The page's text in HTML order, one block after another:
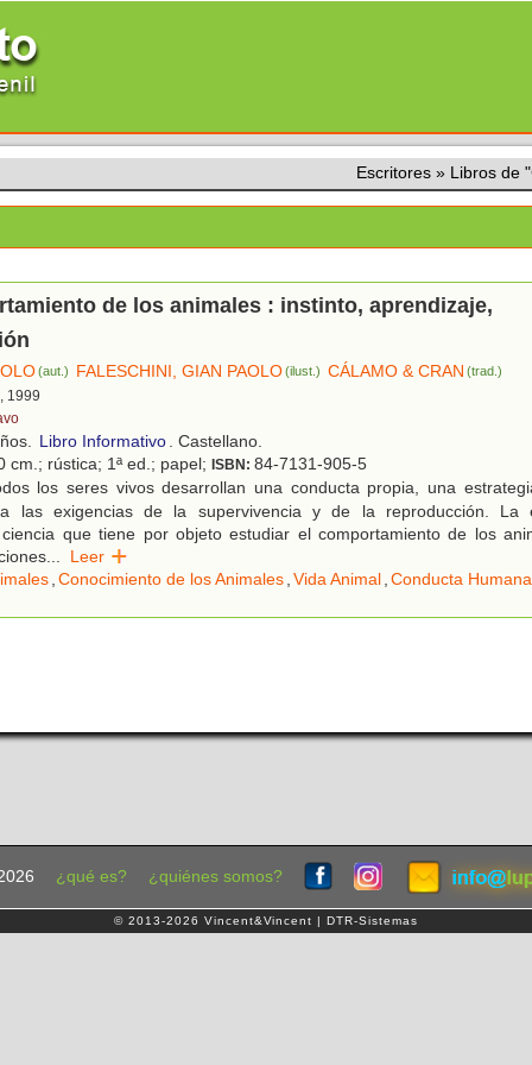
Escritores » Libros de
de los animales : instinto, aprendizaje,
(aut.) FALESCHINI, GIAN PAOLO(ilust.) CÁLAMO & CRAN (trad.)
1999
Libro Informativo. Castellano.
cm.; rústica; 1ª ed.; papel; ISBN: 84-7131-905-5
los seres vivos desarrollan una conducta propia, una
a las exigencias de la supervivencia y de la reproducción. La
que tiene por objeto estudiar el comportamiento de los
...
Leer
,Conocimiento de los Animales,Vida Animal,Conducta Humana
¿qué es? ¿quiénes somos?
© 2013-2026 Vincent&Vincent | DTR-Sistemas